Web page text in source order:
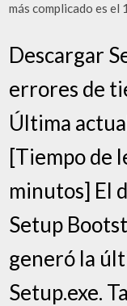
más complicado es el
Descargar
errores de
Última
[Tiempo de
minutos] El
Setup
generó la
Setup.exe.